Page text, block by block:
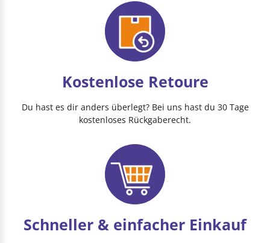
Kostenlose Retoure
Du hast es dir anders überlegt? Bei uns hast du 30 Tage
kostenloses Rückgaberecht.
Schneller & einfacher Einkauf